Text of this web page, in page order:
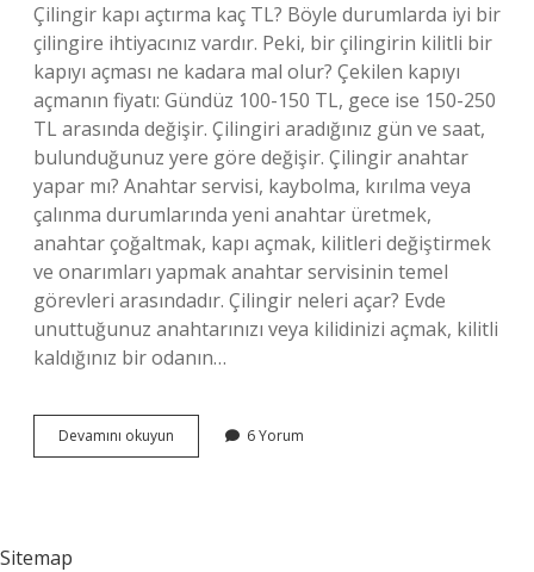
Çilingir kapı açtırma kaç TL? Böyle durumlarda iyi bir
çilingire ihtiyacınız vardır. Peki, bir çilingirin kilitli bir
kapıyı açması ne kadara mal olur? Çekilen kapıyı
açmanın fiyatı: Gündüz 100-150 TL, gece ise 150-250
TL arasında değişir. Çilingiri aradığınız gün ve saat,
bulunduğunuz yere göre değişir. Çilingir anahtar
yapar mı? Anahtar servisi, kaybolma, kırılma veya
çalınma durumlarında yeni anahtar üretmek,
anahtar çoğaltmak, kapı açmak, kilitleri değiştirmek
ve onarımları yapmak anahtar servisinin temel
görevleri arasındadır. Çilingir neleri açar? Evde
unuttuğunuz anahtarınızı veya kilidinizi açmak, kilitli
kaldığınız bir odanın…
Devamını okuyun
Her
6 Yorum
Sitemap